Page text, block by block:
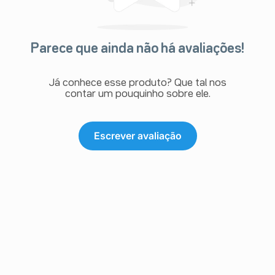
Parece que ainda não há avaliações!
Já conhece esse produto? Que tal nos
contar um pouquinho sobre ele.
Escrever avaliação